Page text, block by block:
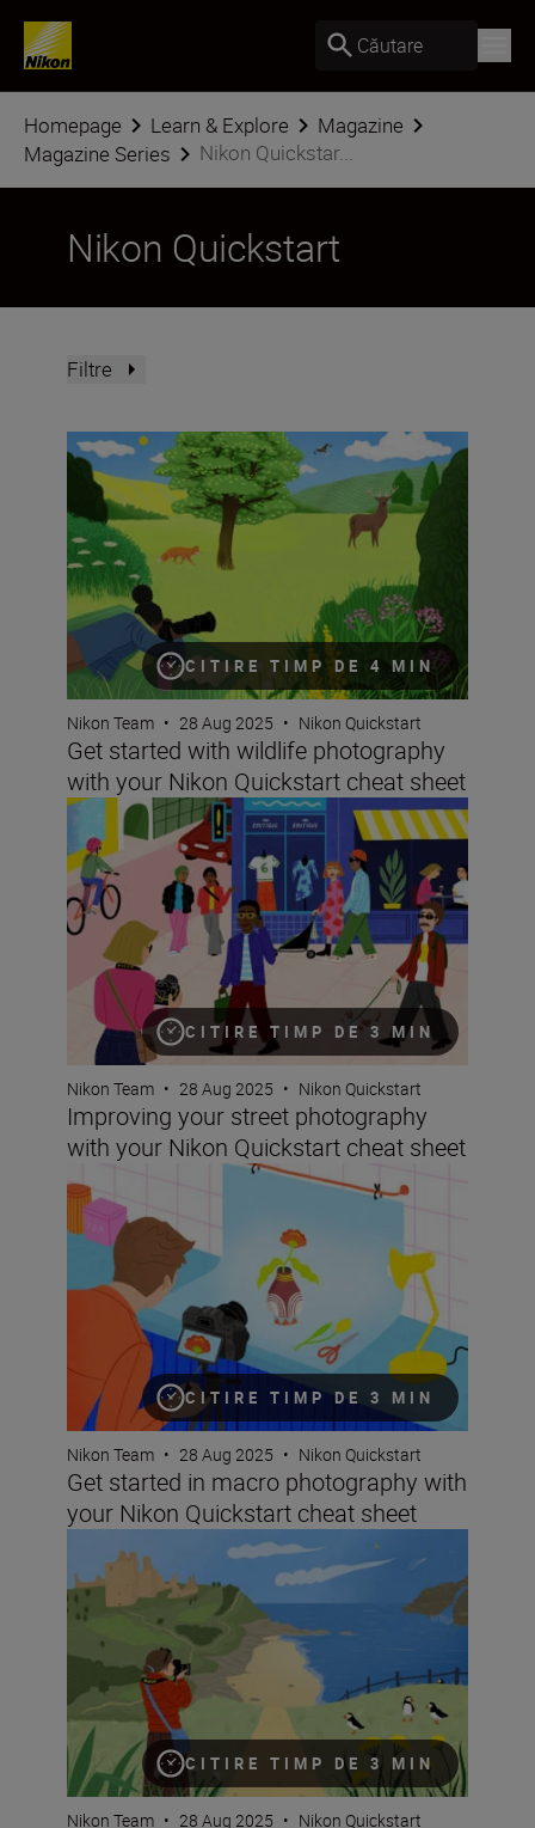
Căutare
Homepage Learn & Explore
Magazine
Magazine Series
Nikon Quickstar...
Nikon Quickstart
Filtre
CITIRE TIMP DE 4 MIN
Get started with wildlife photography with your Nikon
Nikon Team • 28 Aug 2025 • Nikon Quickstart
Get started with wildlife photography
with your Nikon Quickstart cheat sheet
CITIRE TIMP DE 3 MIN
Improving your street photography with your Nikon
Nikon Team • 28 Aug 2025 • Nikon Quickstart
Improving your street photography
with your Nikon Quickstart cheat sheet
CITIRE TIMP DE 3 MIN
Get started in macro photography with your Nikon
Nikon Team • 28 Aug 2025 • Nikon Quickstart
Get started in macro photography with
your Nikon Quickstart cheat sheet
CITIRE TIMP DE 3 MIN
Improve your landscapes with your Nikon Quickstart
Nikon Team • 28 Aug 2025 • Nikon Quickstart